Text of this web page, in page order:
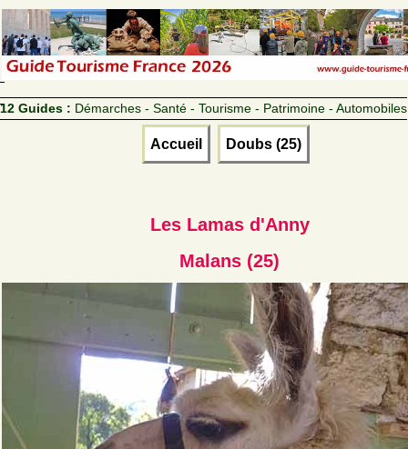
12 Guides : Démarches - Santé - Tourisme - Patrimoine - Automobiles
Accueil Doubs (25)
Les Lamas d'Anny
Malans (25)